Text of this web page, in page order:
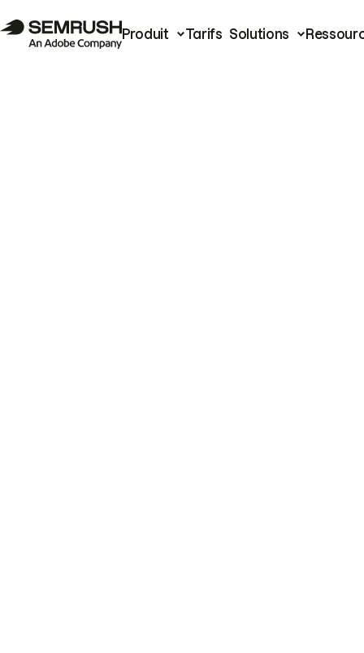
Produit Tarifs Solutions